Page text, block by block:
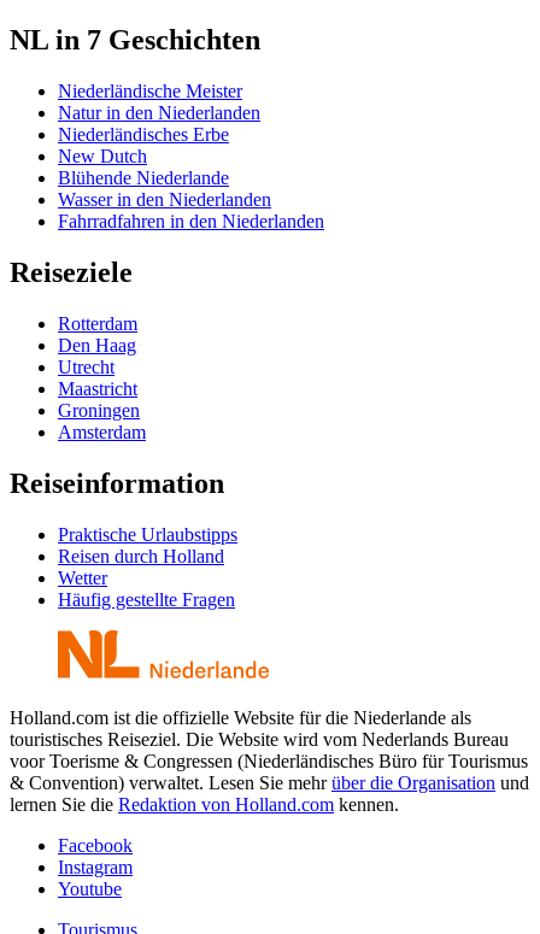
NL in 7 Geschichten
Niederländische Meister
Natur in den Niederlanden
Niederländisches Erbe
New Dutch
Blühende Niederlande
Wasser in den Niederlanden
Fahrradfahren in den Niederlanden
Reiseziele
Rotterdam
Den Haag
Utrecht
Maastricht
Groningen
Amsterdam
Reiseinformation
Praktische Urlaubstipps
Reisen durch Holland
Wetter
Häufig gestellte Fragen
Holland.com ist die offizielle Website für die Niederlande als
touristisches Reiseziel. Die Website wird vom Nederlands Bureau
voor Toerisme & Congressen (Niederländisches Büro für Tourismus
& Convention) verwaltet. Lesen Sie mehrüber die Organisation und
lernen Sie die Redaktion von Holland.com kennen.
Facebook
Instagram
Youtube
Tourismus